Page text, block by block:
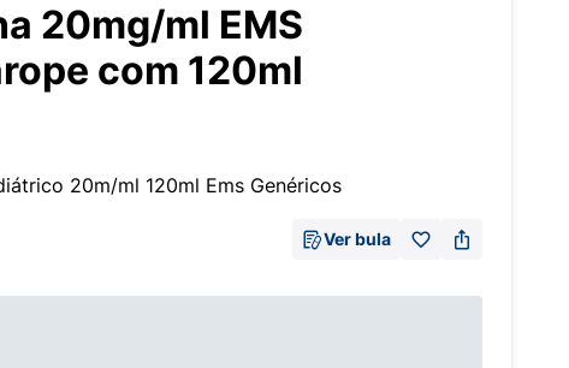
20mg/ml EMS
com 120ml
20m/ml 120ml Ems Genéricos
Ver bula